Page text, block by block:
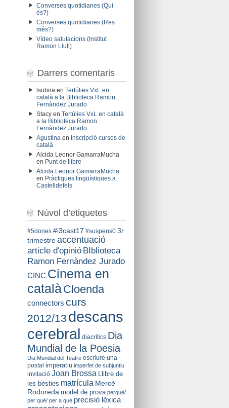
Converses quotidianes (Qui
és?)
Converses quotidianes (Res
més?)
Vídeo salutacions (Institut
Ramon Llull)
Darrers comentaris
lsubiraen Tertúlies VxL en
català a la Biblioteca Ramon
Fernàndez Jurado
Stacyen Tertúlies VxL en català
a la Biblioteca Ramon
Fernàndez Jurado
Agustinaen Inscripció cursos de
català
Alcida Leonor GamarraMucha
en Punt de llibre
Alcida Leonor GamarraMucha
en Pràctiques lingüístiques a
Castelldefels
Núvol d’etiquetes
#5dones #i3cast17 #suspens0 3r
trimestre accentuació
article d'opinió BIblioteca
Ramon Fernàndez Jurado
CINC Cinema en
catalàCloenda
connectors curs
2012/13 descans
cerebral diacrítics Dia
Mundial de la Poesia
Dia Mundial del Teatre escriure una
postal imperatiu imperfet de subjuntiu
invitació Joan Brossa
Llibre de
les bèsties matrícula Mercè
Rodoreda model de prova perquè/
per què/ per a què precisió lèxica